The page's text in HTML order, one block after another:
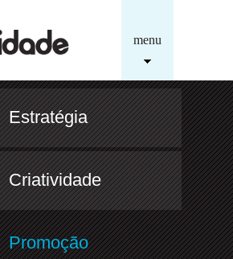
menu
Estratégia
Criatividade
Promoção